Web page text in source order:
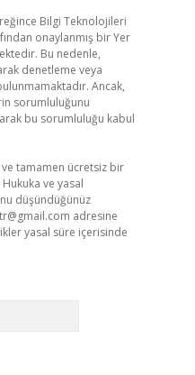
Bilgi Teknolojileri
onaylanmış bir Yer
Bu nedenle,
denetleme veya
Ancak,
sorumluluğunu
bu sorumluluğu kabul
ve tamamen ücretsiz bir
ve yasal
düşündüğünüz
adresine
yasal süre içerisinde